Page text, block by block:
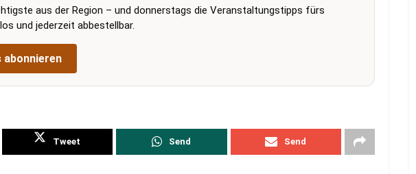
aus der Region – und donnerstags die Veranstaltungstipps fürs
und jederzeit abbestellbar.
Tweet Send Send